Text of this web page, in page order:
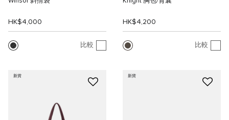
HK$4,000
比較
HK$4,200
比較
新貨 新貨